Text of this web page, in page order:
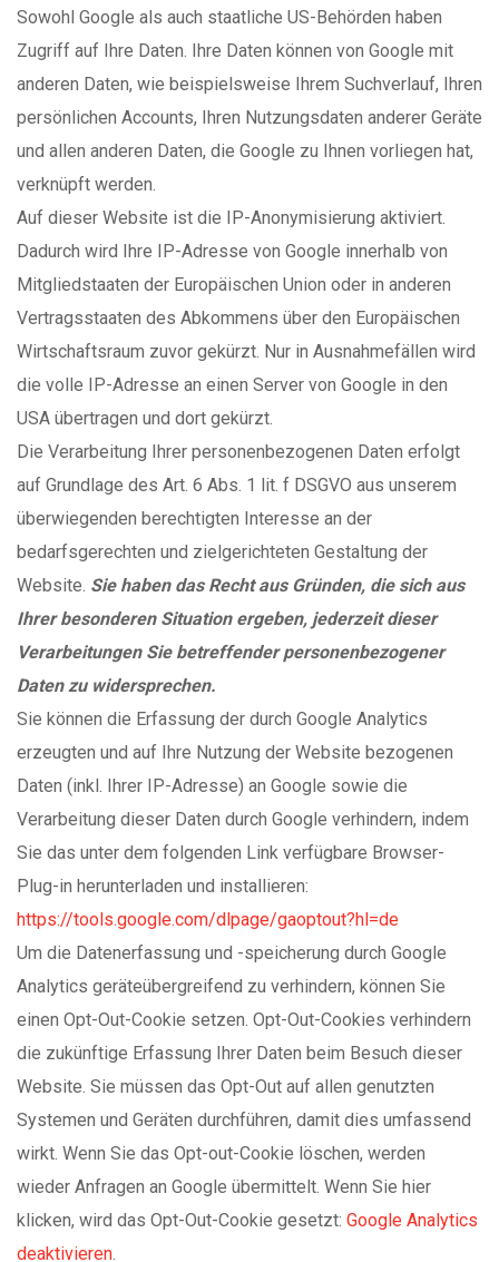
Sowohl Google als auch staatliche US-Behörden haben
Zugriff auf Ihre Daten. Ihre Daten können von Google mit
anderen Daten, wie beispielsweise Ihrem Suchverlauf, Ihren
persönlichen Accounts, Ihren Nutzungsdaten anderer Geräte
und allen anderen Daten, die Google zu Ihnen vorliegen hat,
verknüpft werden.
Auf dieser Website ist die IP-Anonymisierung aktiviert.
Dadurch wird Ihre IP-Adresse von Google innerhalb von
Mitgliedstaaten der Europäischen Union oder in anderen
Vertragsstaaten des Abkommens über den Europäischen
Wirtschaftsraum zuvor gekürzt. Nur in Ausnahmefällen wird
die volle IP-Adresse an einen Server von Google in den
USA übertragen und dort gekürzt.
Die Verarbeitung Ihrer personenbezogenen Daten erfolgt
auf Grundlage des Art. 6 Abs. 1 lit. f DSGVO aus unserem
überwiegenden berechtigten Interesse an der
bedarfsgerechten und zielgerichteten Gestaltung der
Website. Sie haben das Recht aus Gründen, die sich aus
Ihrer besonderen Situation ergeben, jederzeit dieser
Verarbeitungen Sie betreffender personenbezogener
Daten zu widersprechen.
Sie können die Erfassung der durch Google Analytics
erzeugten und auf Ihre Nutzung der Website bezogenen
Daten (inkl. Ihrer IP-Adresse) an Google sowie die
Verarbeitung dieser Daten durch Google verhindern, indem
Sie das unter dem folgenden Link verfügbare Browser-
Plug-in herunterladen und installieren:
https://tools.google.com/dlpage/gaoptout?hl=de
Um die Datenerfassung und -speicherung durch Google
Analytics geräteübergreifend zu verhindern, können Sie
einen Opt-Out-Cookie setzen. Opt-Out-Cookies verhindern
die zukünftige Erfassung Ihrer Daten beim Besuch dieser
Website. Sie müssen das Opt-Out auf allen genutzten
Systemen und Geräten durchführen, damit dies umfassend
wirkt. Wenn Sie das Opt-out-Cookie löschen, werden
wieder Anfragen an Google übermittelt. Wenn Sie hier
klicken, wird das Opt-Out-Cookie gesetzt: Google Analytics
deaktivieren.